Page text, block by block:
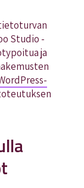
Studio -
ja